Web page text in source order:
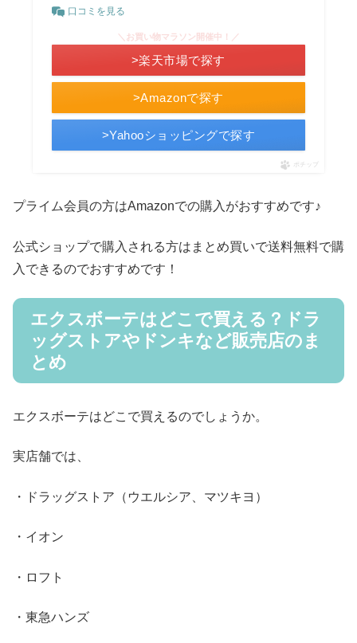
口コミを見る
>Amazonで探す
＼お買い物マラソン開催中！／
>楽天市場で探す
>Yahooショッピングで探す
ポチップ
プライム会員の方はAmazonでの購入がおすすめです♪
公式ショップで購入される方はまとめ買いで送料無料で購
入できるのでおすすめです！
エクスボーテはどこで買える？ドラ
ッグストアやドンキなど販売店のま
とめ
エクスボーテはどこで買えるのでしょうか。
実店舗では、
・ドラッグストア（ウエルシア、マツキヨ）
・イオン
・ロフト
・東急ハンズ